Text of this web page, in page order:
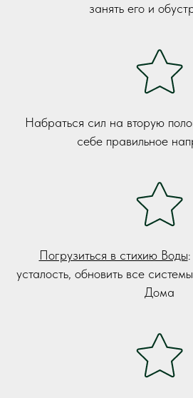
занять его и
Набраться сил на вторую
себе правильное
Погрузиться в стихию Воды
усталость, обновить все
Дома